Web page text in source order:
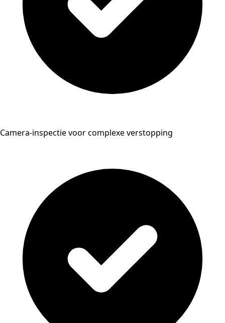
Camera-inspectie voor complexe verstopping